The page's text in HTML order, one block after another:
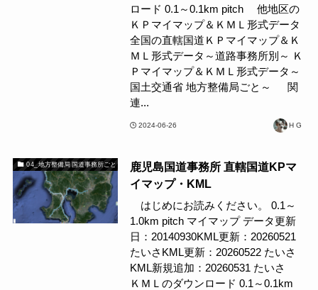
ロード 0.1～0.1km pitch 他地区の
ＫＰマイマップ＆ＫＭＬ形式データ
全国の直轄国道ＫＰマイマップ＆Ｋ
ＭＬ形式データ～道路事務所別～ Ｋ
Ｐマイマップ＆ＫＭＬ形式データ～
国土交通省 地方整備局ごと～ 関
連...
2024-06-26 H G
04_地方整備局 国道事務所ごと
鹿児島国道事務所 直轄国道KPマ
イマップ・KML
はじめにお読みください。 0.1～
1.0km pitch マイマップ データ更新
日：20140930KML更新：20260521
たいさKML更新：20260522 たいさ
KML新規追加：20260531 たいさ
ＫＭＬのダウンロード 0.1～0.1km